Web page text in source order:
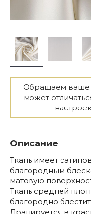
Обращаем ваше
может
Описание
Ткань имеет
благородным
матовую
Ткань средней
благородно
Драпируется в